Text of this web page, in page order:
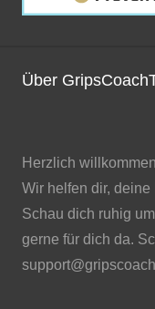
Über
Herzlich
Wir helfen dir, deine
Schau dich ruhig
gerne für dich da.